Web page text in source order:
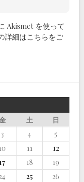
Akismet を使って
詳細はこちらをご
土
日
3 4
5
11
12
18
19
25
26